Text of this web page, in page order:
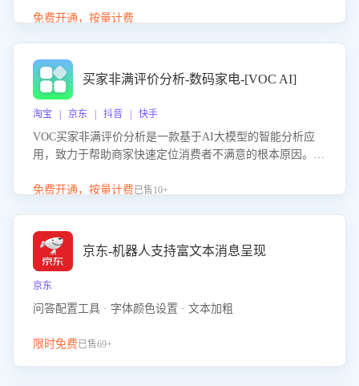
别客户情绪、归因争议根源，并客观评估客服应对合理性与
能力，阻断差评扩散，维护品牌声誉，实现客户满意度的持
续提升。
免费开通，按量计费
买家非满评价分析-数码家电-[VOC AI]
淘宝 | 京东 | 抖音 | 快手
VOC买家非满评价分析是一款基于AI大模型的智能分析应
用，致力于帮助商家快速定位消费者不满意的根本原因。该
客服原因或其它部门原因，明确责任归属，提供可落地的改
改，有效提升客户满意度和店铺整体服务质量。
免费开通，按量计费已售10+
京东-机器人支持富文本消息呈现
京东
问答配置工具 · 字体颜色设置 · 文本加粗
限时免费已售69+